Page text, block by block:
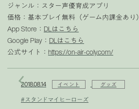
ジャンル：スター声優育成アプリ
価格：基本プレイ無料（ゲーム内課金あり）
App Store： DLはこちら
Google Play： DLはこちら
公式サイト： https://on-air-coly.com/
2018.08.14 イベント グッズ
#スタンドマイヒーローズ